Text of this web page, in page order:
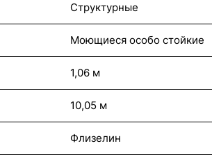
Структурные
Моющиеся особо стойкие
1,06 м
10,05 м
Флизелин